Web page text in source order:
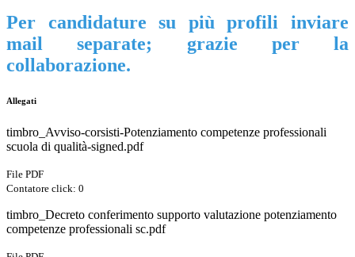
Per candidature su più profili inviare
mail separate; grazie per la
collaborazione.
Allegati
timbro_Avviso-corsisti-Potenziamento competenze professionali
scuola di qualità-signed.pdf
File PDF
Contatore click: 0
timbro_Decreto conferimento supporto valutazione potenziamento
competenze professionali sc.pdf